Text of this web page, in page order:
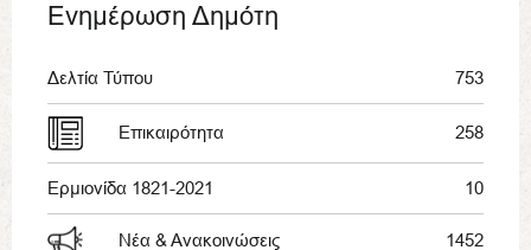
Ενημέρωση Δημότη
Δελτία Τύπου 753
Επικαιρότητα 258
Ερμιονίδα 1821-2021 10
Νέα & Ανακοινώσεις 1452